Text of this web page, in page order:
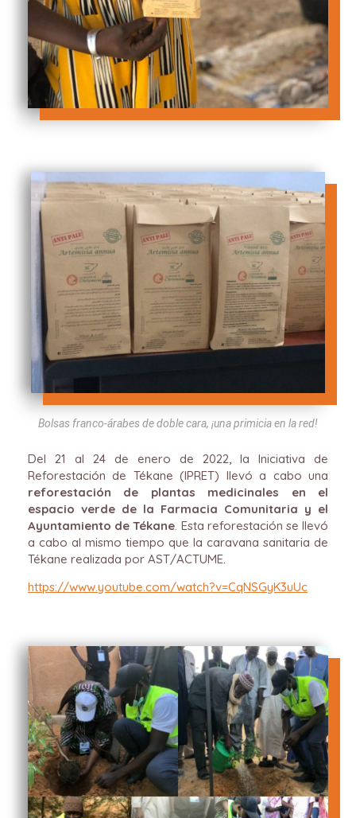
Bolsas franco-árabes de doble cara, ¡una primicia en la red!
Del 21 al 24 de enero de 2022, la Iniciativa de
Reforestación de Tékane (IPRET) llevó a cabo una
reforestación de plantas medicinales en el
espacio verde de la Farmacia Comunitaria y el
Ayuntamiento de Tékane. Esta reforestación se llevó
a cabo al mismo tiempo que la caravana sanitaria de
Tékane realizada por AST/ACTUME.
https://www.youtube.com/watch?v=CqNSGyK3uUc